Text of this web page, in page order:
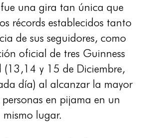
una gira tan única que
récords establecidos tanto
de sus seguidores, como
oficial de tres Guinness
(13,14 y 15 de Diciembre,
día) al alcanzar la mayor
en pijama en un
mismo lugar.